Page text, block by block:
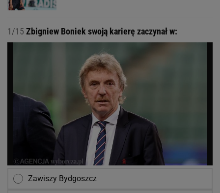
1/15 Zbigniew Boniek swoją karierę zaczynał w:
Zawiszy Bydgoszcz